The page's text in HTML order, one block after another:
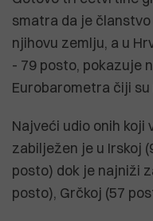
smatra da je
njihovu zemlju, a u
- 79 posto, pokazuje
Eurobarometra čiji
Najveći udio onih koji
zabilježen je u Irskoj
posto) dok je najniži
posto), Grčkoj (57